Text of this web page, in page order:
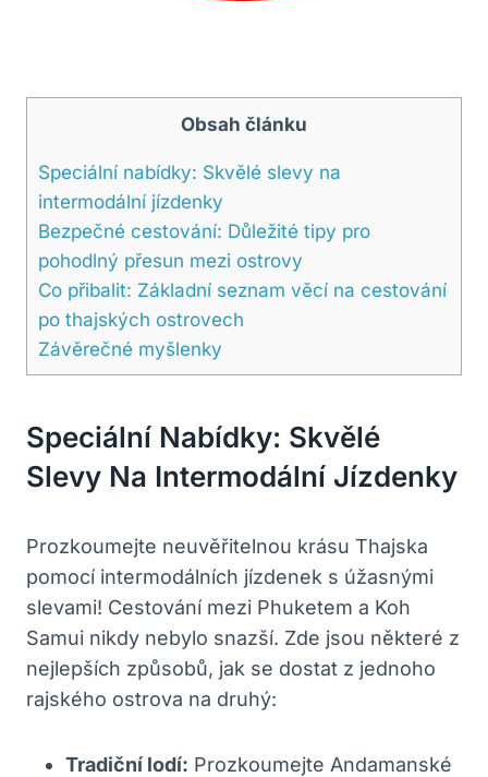
Obsah článku
Speciální nabídky: Skvělé slevy na
intermodální jízdenky
Bezpečné cestování: Důležité tipy pro
pohodlný přesun mezi ostrovy
Co přibalit: Základní seznam věcí na cestování
po thajských ostrovech
Závěrečné myšlenky
Speciální Nabídky: Skvělé
Slevy Na Intermodální Jízdenky
Prozkoumejte neuvěřitelnou krásu Thajska
pomocí intermodálních jízdenek s úžasnými
slevami! Cestování mezi Phuketem a Koh
Samui nikdy nebylo snazší. Zde jsou některé z
nejlepších způsobů, jak se dostat z jednoho
rajského ostrova na druhý:
Tradiční lodí: Prozkoumejte Andamanské